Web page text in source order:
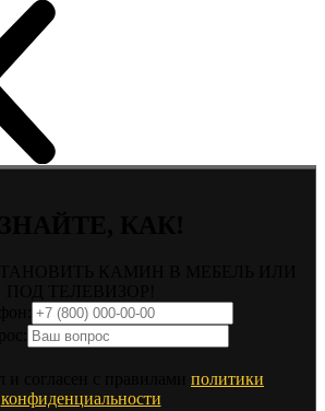
политики
конфиденциальности